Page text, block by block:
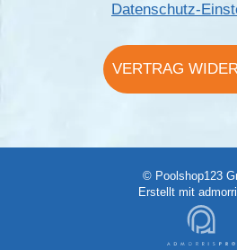
Datenschutz-
VERTRAG
© Poolshop123
Erstellt mit